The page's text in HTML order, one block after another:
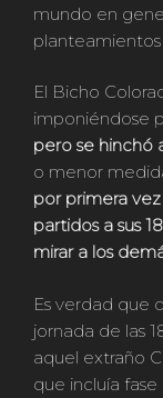
mundo en
planteamientos
El Bicho
imponiéndose
pero se hinchó
o menor
por primera vez
partidos a sus
mirar a los
Es verdad que
jornada de las
aquel extraño
que incluía fase